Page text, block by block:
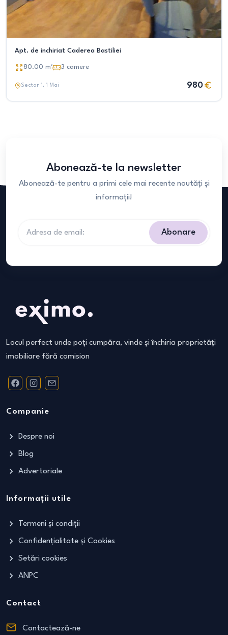
Apt. de inchiriat Caderea Bastiliei
80.00 m² 3 camere
Sector 1, 1 Mai 980
Abonează-te la newsletter
Abonează-te pentru a primi cele mai recente noutăți și
informații!
Abonare
Locul perfect unde poți cumpăra, vinde și închiria proprietăți
imobiliare fără comision
Companie
Despre noi
Blog
Advertoriale
Informații utile
Termeni și condiții
Confidențialitate și Cookies
Setări cookies
ANPC
Contact
Contactează-ne